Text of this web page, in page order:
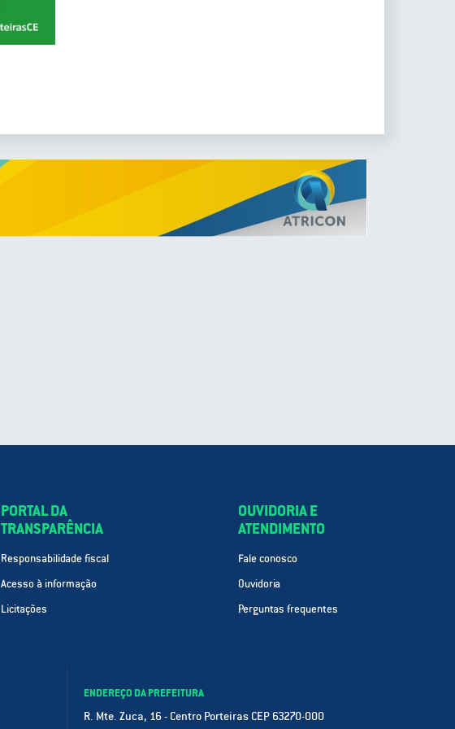
PORTAL DA
TRANSPARÊNCIA
Responsabilidade fiscal
Acesso à informação
Licitações
OUVIDORIA E
ATENDIMENTO
Fale conosco
Ouvidoria
Perguntas frequentes
ENDEREÇO DA PREFEITURA
R. Mte. Zuca, 16 - Centro Porteiras CEP 63270-000